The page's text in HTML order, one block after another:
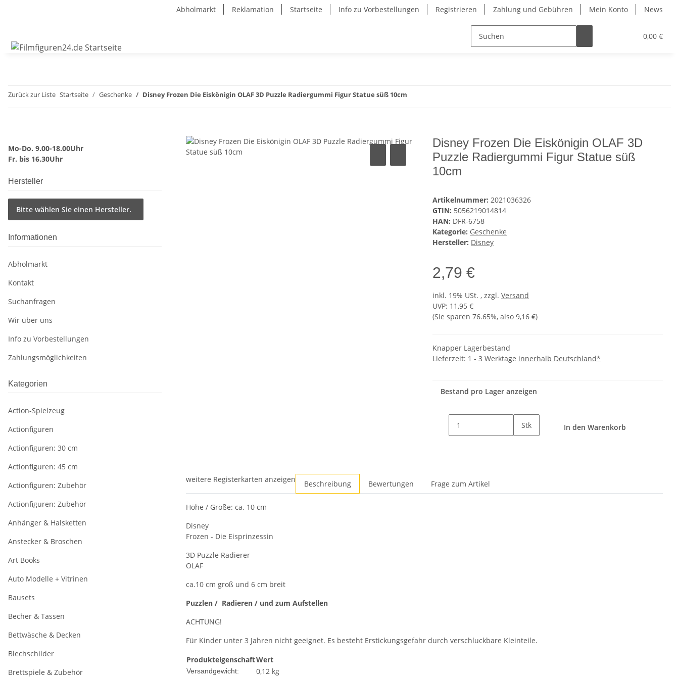
Abholmarkt Reklamation Startseite Info zu Vorbestellungen Registrieren Zahlung und Gebühren Mein Konto News
0,00 €
Zurück zur Liste Startseite Geschenke Disney Frozen Die Eiskönigin OLAF 3D Puzzle Radiergummi Figur Statue süß 10cm
Disney Frozen Die Eiskönigin OLAF 3D
Puzzle Radiergummi Figur Statue süß
10cm
Artikelnummer: 2021036326
GTIN: 5056219014814
HAN: DFR-6758
Kategorie: Geschenke
Hersteller: Disney
2,79 €
inkl. 19% USt. , zzgl. Versand
UVP: 11,95 €
(Sie sparen 76.65%, also 9,16 €)
Knapper Lagerbestand
Lieferzeit: 1 - 3 Werktage innerhalb Deutschland*
Bestand pro Lager anzeigen
Stk In den Warenkorb
weitere Registerkarten anzeigen Beschreibung Bewertungen Frage zum Artikel
Höhe / Größe: ca. 10 cm
Disney
Frozen - Die Eisprinzessin
3D Puzzle Radierer
OLAF
ca.10 cm groß und 6 cm breit
Puzzlen / Radieren / und zum Aufstellen
ACHTUNG!
Für Kinder unter 3 Jahren nicht geeignet. Es besteht Erstickungsgefahr durch verschluckbare Kleinteile.
ProdukteigenschaftWert
Versandgewicht: 0,12 kg
Mo-Do. 9.00-18.00Uhr
Fr. bis 16.30Uhr
Hersteller
Bitte wählen Sie einen Hersteller.
Informationen
Abholmarkt
Kontakt
Suchanfragen
Wir über uns
Info zu Vorbestellungen
Zahlungsmöglichkeiten
Kategorien
Action-Spielzeug
Actionfiguren
Actionfiguren: 30 cm
Actionfiguren: 45 cm
Actionfiguren: Zubehör
Actionfiguren: Zubehör
Anhänger & Halsketten
Anstecker & Broschen
Art Books
Auto Modelle + Vitrinen
Bausets
Becher & Tassen
Bettwäsche & Decken
Blechschilder
Brettspiele & Zubehör